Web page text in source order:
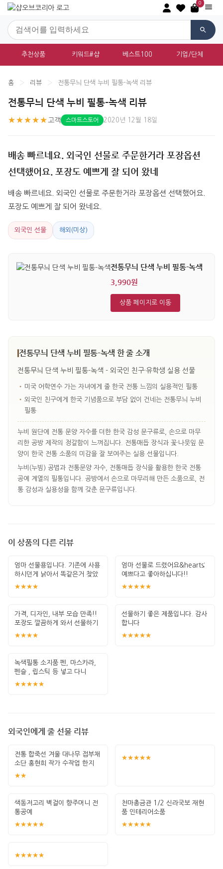
0
추천상품 키워드#샵 베스트100 기업/단체
홈 › 리뷰 › 전통무늬 단색 누비 필통-녹색 리뷰
전통무늬 단색 누비 필통-녹색 리뷰
★★★★★ 고객 스마트스토어 2020년 12월 18일
배송 빠르네요. 외국인 선물로 주문한거라 포장옵션
선택했어요. 포장도 예쁘게 잘 되어 왔네
배송 빠르네요. 외국인 선물로 주문한거라 포장옵션 선택했어요.
포장도 예쁘게 잘 되어 왔네요.
외국인 선물 해외(미상)
전통무늬 단색 누비 필통-녹색
3,990원
상품 페이지로 이동
전통무늬 단색 누비 필통-녹색 한 줄 소개
전통무늬 단색 누비 필통-녹색 - 외국인 친구·유학생 실용 선물
• 미국 어학연수 가는 자녀에게 줄 한국 전통 느낌의 실용적인 필통
• 외국인 친구에게 한국 기념품으로 부담 없이 건네는 전통무늬 누비
필통
누비 원단에 전통 문양 자수를 더한 한국 감성 문구류로, 손으로 마무
리한 공방 제작의 정갈함이 느껴집니다. 전통매듭 장식과 꽃·나뭇잎 문
양이 한국 전통 소품의 미감을 잘 보여주는 실용 선물입니다.
누비(누빔) 공법과 전통문양 자수, 전통매듭 장식을 활용한 한국 전통
공예 계열의 필통입니다. 공방에서 손으로 마무리해 만든 소품으로, 전
통 감성과 실용성을 함께 갖춘 문구류입니다.
이 상품의 다른 리뷰
엄마 선물용입니다. 기존에 사용
하시던게 낡아서 똑같은거 찾았
는데 마침내
★★★★
엄마 선물로 드렸어요&hearts;️
예쁘다고 좋아하십니다!!
★★★★★
가격, 디자인, 내부 모습 만족!!
포장도 깔끔하게 와서 선물하기
좋네
★★★★
선물하기 좋은 제품입니다. 감사
합니다
★★★★★
녹색필통 소지품 펜, 마스카라,
펜슬 , 립스틱 등 넣고 다니
★★★★★
외국인에게 줄 선물 리뷰
전통 합죽선 겨울 대나무 접부채
소단 홍현희 작가 수작업 한지
그림 고급
★★
★★★★★
색동저고리 벽걸이 향주머니 전
통공예
★★★★★
천마총금관 1/2 신라국보 재현
품 인테리어소품
★★★★★
★★★★★